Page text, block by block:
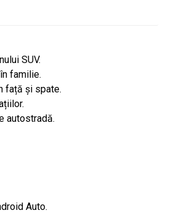
SUV.
familie.
față și spate.
autostradă.
Auto.